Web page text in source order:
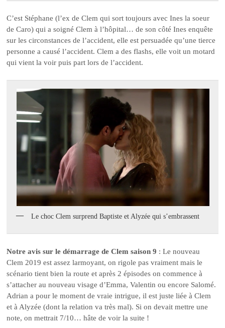
C’est Stéphane (l’ex de Clem qui sort toujours avec Ines la soeur
de Caro) qui a soigné Clem à l’hôpital… de son côté Ines enquête
sur les circonstances de l’accident, elle est persuadée qu’une tierce
personne a causé l’accident. Clem a des flashs, elle voit un motard
qui vient la voir puis part lors de l’accident.
Le choc Clem surprend Baptiste et Alyzée qui s’embrassent
Notre avis sur le démarrage de Clem saison 9 : Le nouveau
Clem 2019 est assez larmoyant, on rigole pas vraiment mais le
scénario tient bien la route et après 2 épisodes on commence à
s’attacher au nouveau visage d’Emma, Valentin ou encore Salomé.
Adrian a pour le moment de vraie intrigue, il est juste liée à Clem
et à Alyzée (dont la relation va très mal). Si on devait mettre une
note, on mettrait 7/10… hâte de voir la suite !